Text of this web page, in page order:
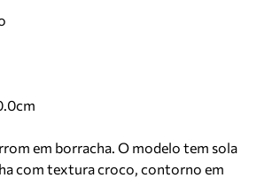
em borracha. O modelo tem sola
com textura croco, contorno em